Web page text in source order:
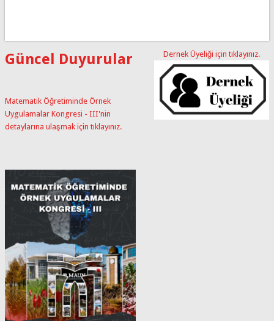
Güncel Duyurular
Matematik Öğretiminde Örnek
Uygulamalar Kongresi - III'nin
detaylarına ulaşmak için tıklayınız.
Dernek Üyeliği için tıklayınız.